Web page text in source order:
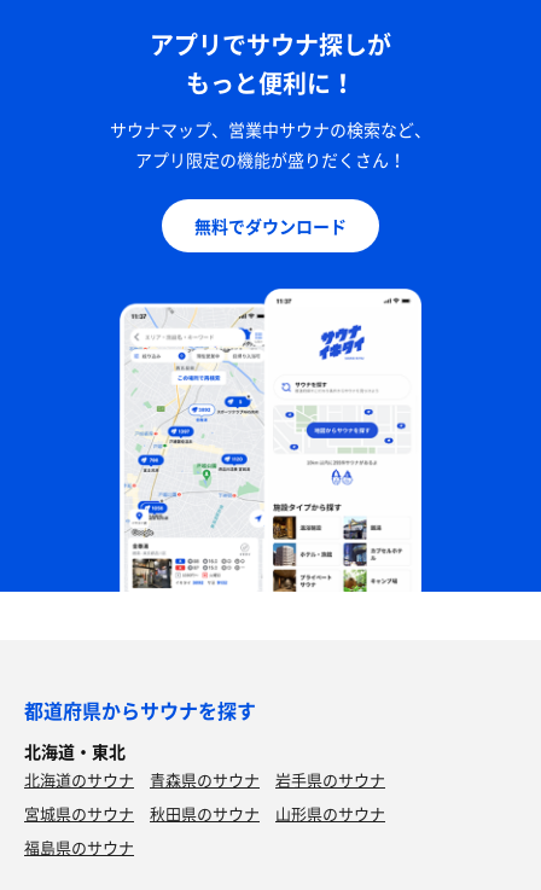
アプリでサウナ探しが
もっと便利に！
サウナマップ、営業中サウナの検索など、
アプリ限定の機能が盛りだくさん！
無料でダウンロード
都道府県からサウナを探す
北海道・東北
北海道のサウナ 青森県のサウナ
岩手県のサウナ
宮城県のサウナ
秋田県のサウナ
山形県のサウナ
福島県のサウナ